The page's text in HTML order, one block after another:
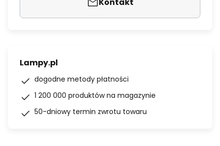
Lampy.pl
dogodne metody płatności
1 200 000 produktów na magazynie
50-dniowy termin zwrotu towaru